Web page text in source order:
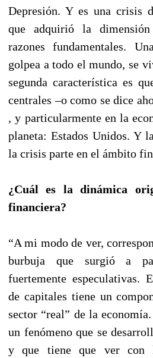
Depresión. Y es una crisis
que adquirió la
razones fundamentales.
golpea a todo el mundo, se
segunda característica es
centrales –o como se dice
, y particularmente en la
planeta: Estados Unidos. Y
la crisis parte en el ámbito
¿Cuál es la dinámica
financiera?
“A mi modo de ver,
burbuja que surgió a
fuertemente especulativas.
de capitales tiene un
sector “real” de la
un fenómeno que se
y que tiene que ver con